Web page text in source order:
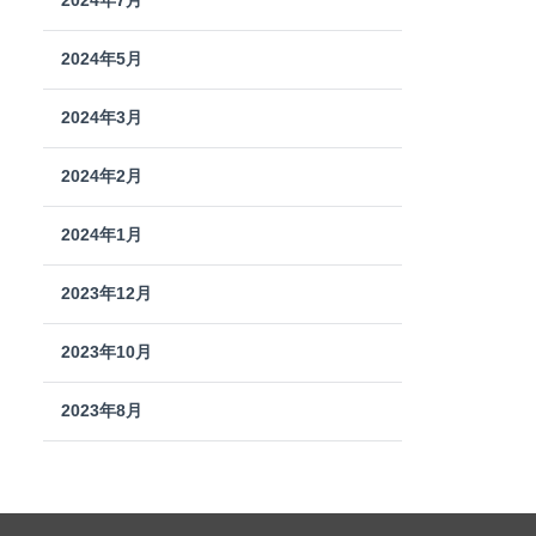
2024年5月
2024年3月
2024年2月
2024年1月
2023年12月
2023年10月
2023年8月